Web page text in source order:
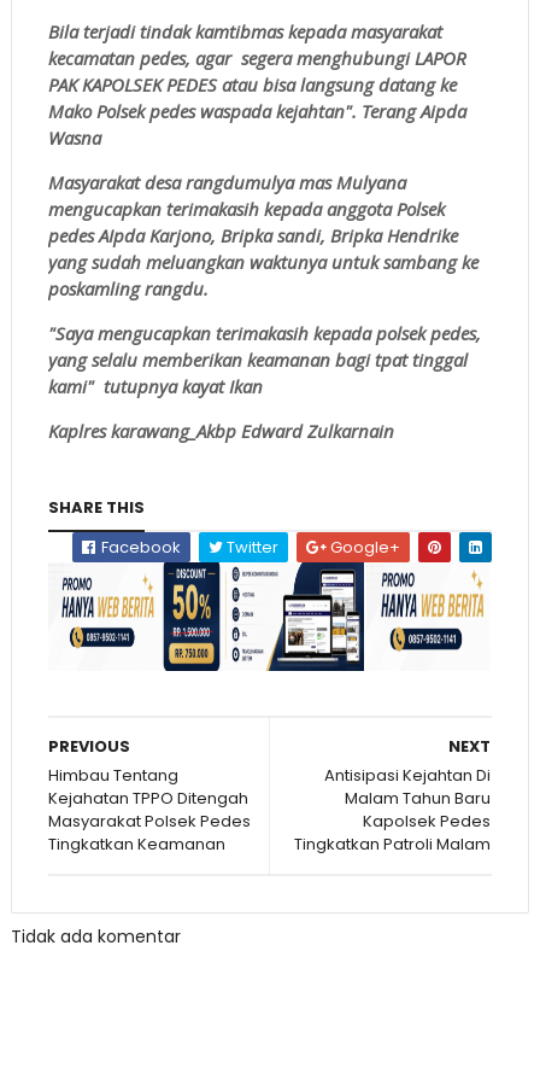
Bila terjadi tindak kamtibmas kepada masyarakat
kecamatan pedes, agar segera menghubungi LAPOR
PAK KAPOLSEK PEDES atau bisa langsung datang ke
Mako Polsek pedes waspada kejahtan". Terang Aipda
Wasna
Masyarakat desa rangdumulya mas Mulyana
mengucapkan terimakasih kepada anggota Polsek
pedes AIpda Karjono, Bripka sandi, Bripka Hendrike
yang sudah meluangkan waktunya untuk sambang ke
poskamling rangdu.
"Saya mengucapkan terimakasih kepada polsek pedes,
yang selalu memberikan keamanan bagi tpat tinggal
kami" tutupnya kayat Ikan
Kaplres karawang_Akbp Edward Zulkarnain
SHARE THIS
Facebook
Twitter Google+
NEXT
Antisipasi Kejahtan Di
Malam Tahun Baru
Kapolsek Pedes
Tingkatkan Patroli Malam
PREVIOUS
Himbau Tentang
Kejahatan TPPO Ditengah
Masyarakat Polsek Pedes
Tingkatkan Keamanan
Tidak ada komentar